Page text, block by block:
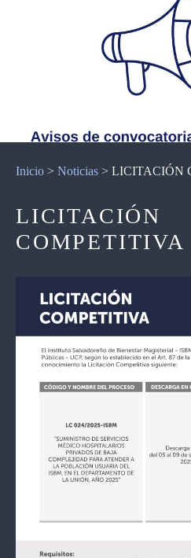
Inicio > Noticias > LICITACIÓN
LICITACIÓN
COMPETITIVA